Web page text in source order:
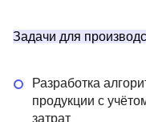
Задачи для
Разработка
продукции с
затрат